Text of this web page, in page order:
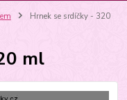
Hrnek se srdíčky - 320
ml